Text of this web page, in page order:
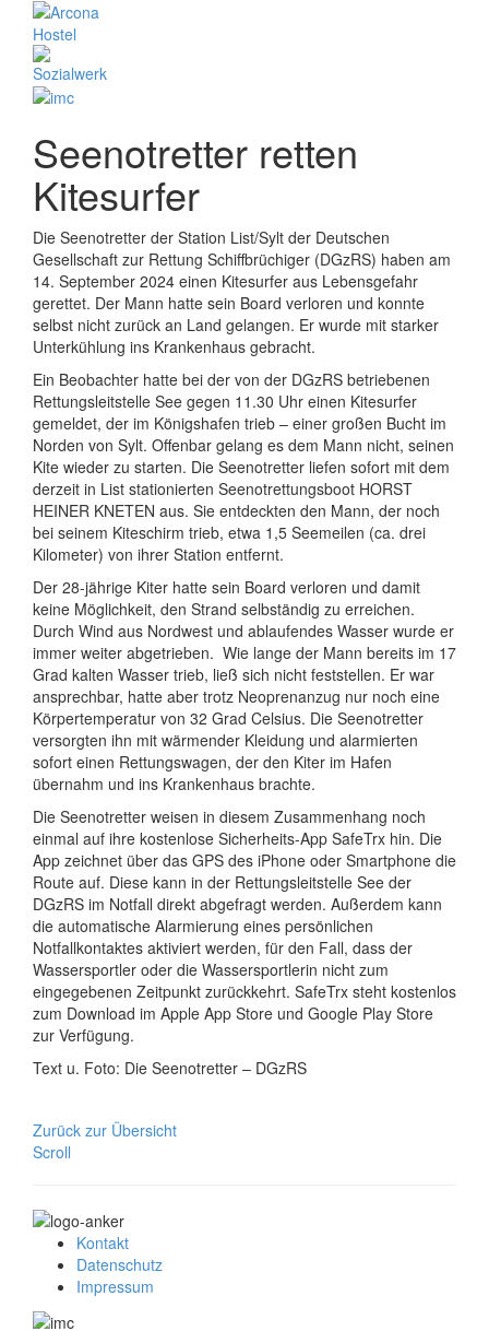
Seenotretter retten
Kitesurfer
Die Seenotretter der Station List/Sylt der Deutschen
Gesellschaft zur Rettung Schiffbrüchiger (DGzRS) haben am
14. September 2024 einen Kitesurfer aus Lebensgefahr
gerettet. Der Mann hatte sein Board verloren und konnte
selbst nicht zurück an Land gelangen. Er wurde mit starker
Unterkühlung ins Krankenhaus gebracht.
Ein Beobachter hatte bei der von der DGzRS betriebenen
Rettungsleitstelle See gegen 11.30 Uhr einen Kitesurfer
gemeldet, der im Königshafen trieb – einer großen Bucht im
Norden von Sylt. Offenbar gelang es dem Mann nicht, seinen
Kite wieder zu starten. Die Seenotretter liefen sofort mit dem
derzeit in List stationierten Seenotrettungsboot HORST
HEINER KNETEN aus. Sie entdeckten den Mann, der noch
bei seinem Kiteschirm trieb, etwa 1,5 Seemeilen (ca. drei
Kilometer) von ihrer Station entfernt.
Der 28-jährige Kiter hatte sein Board verloren und damit
keine Möglichkeit, den Strand selbständig zu erreichen.
Durch Wind aus Nordwest und ablaufendes Wasser wurde er
immer weiter abgetrieben. Wie lange der Mann bereits im 17
Grad kalten Wasser trieb, ließ sich nicht feststellen. Er war
ansprechbar, hatte aber trotz Neoprenanzug nur noch eine
Körpertemperatur von 32 Grad Celsius. Die Seenotretter
versorgten ihn mit wärmender Kleidung und alarmierten
sofort einen Rettungswagen, der den Kiter im Hafen
übernahm und ins Krankenhaus brachte.
Die Seenotretter weisen in diesem Zusammenhang noch
einmal auf ihre kostenlose Sicherheits-App SafeTrx hin. Die
App zeichnet über das GPS des iPhone oder Smartphone die
Route auf. Diese kann in der Rettungsleitstelle See der
DGzRS im Notfall direkt abgefragt werden. Außerdem kann
die automatische Alarmierung eines persönlichen
Notfallkontaktes aktiviert werden, für den Fall, dass der
Wassersportler oder die Wassersportlerin nicht zum
eingegebenen Zeitpunkt zurückkehrt. SafeTrx steht kostenlos
zum Download im Apple App Store und Google Play Store
zur Verfügung.
Text u. Foto: Die Seenotretter – DGzRS
Zurück zur Übersicht
Scroll
Kontakt
Datenschutz
Impressum